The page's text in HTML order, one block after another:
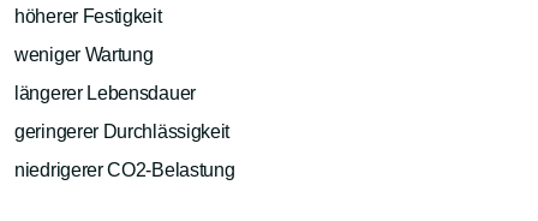
höherer Festigkeit
weniger Wartung
längerer Lebensdauer
geringerer Durchlässigkeit
niedrigerer CO2-Belastung